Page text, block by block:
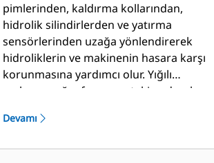
pimlerinden, kaldırma kollarından,
hidrolik silindirlerden ve yatırma
sensörlerinden uzağa yönlendirerek
hidroliklerin ve makinenin hasara karşı
korunmasına yardımcı olur. Yığılı
malzeme yığın formunu takip ederek
boşaltma sırasında köşelere hasar
Devamı